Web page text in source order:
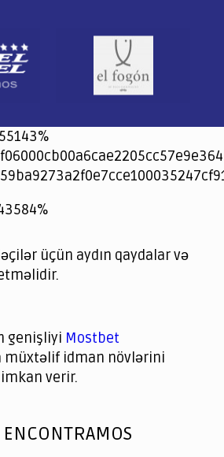
login
롯online
üçün aydın qaydalar və
genişliyi Mostbet
müxtəlif idman növlərini
verir.